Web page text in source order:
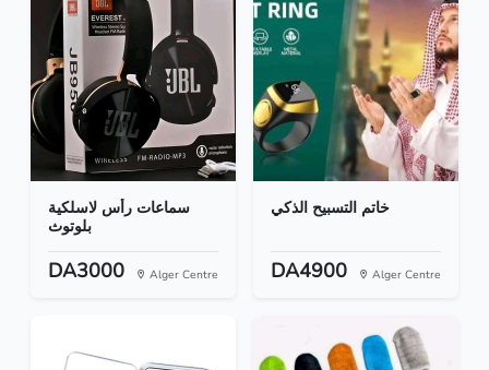
سماعات رأس لاسلكية
بلوتوث
DA3000 Alger Centre
خاتم التسبيح الذكي
DA4900 Alger Centre